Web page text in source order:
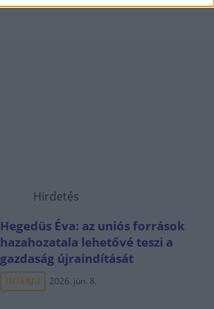
Hirdetés
Hegedüs Éva: az uniós források
hazahozatala lehetővé teszi a
gazdaság újraindítását
INTERJÚ 2026. jún. 8.